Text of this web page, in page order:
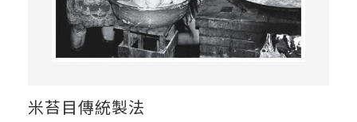
米苔目傳統製法